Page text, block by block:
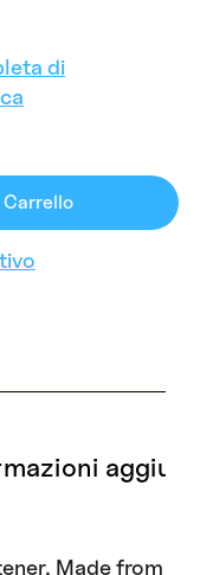
di
Made from